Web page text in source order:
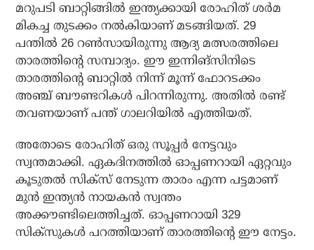
മറുപടി ബാറ്റിങ്ങില്‍ ഇന്ത്യക്കായി രോഹിത് ശര്‍മ
മികച്ച തുടക്കം നല്‍കിയാണ് മടങ്ങിയത്. 29
പന്തില്‍ 26 റണ്‍സായിരുന്നു ആദ്യ മത്സരത്തിലെ
താരത്തിന്റെ സമ്പാദ്യം. ഈ ഇന്നിങ്‌സിനിടെ
താരത്തിന്റെ ബാറ്റില്‍ നിന്ന് മൂന്ന് ഫോറടക്കം
അഞ്ച് ബൗണ്ടറികള്‍ പിറന്നിരുന്നു. അതില്‍ രണ്ട്
തവണയാണ് പന്ത് ഗാലറിയില്‍ എത്തിയത്.
അതോടെ രോഹിത് ഒരു സൂപ്പര്‍ നേട്ടവും
സ്വന്തമാക്കി. ഏകദിനത്തില്‍ ഓപ്പണറായി ഏറ്റവും
കൂടുതല്‍ സിക്സ് നേടുന്ന താരം എന്ന പട്ടമാണ്
മുന്‍ ഇന്ത്യന്‍ നായകന്‍ സ്വന്തം
അക്കൗണ്ടിലെത്തിച്ചത്. ഓപ്പണറായി 329
സിക്‌സുകള്‍ പറത്തിയാണ് താരത്തിന്റെ ഈ നേട്ടം.